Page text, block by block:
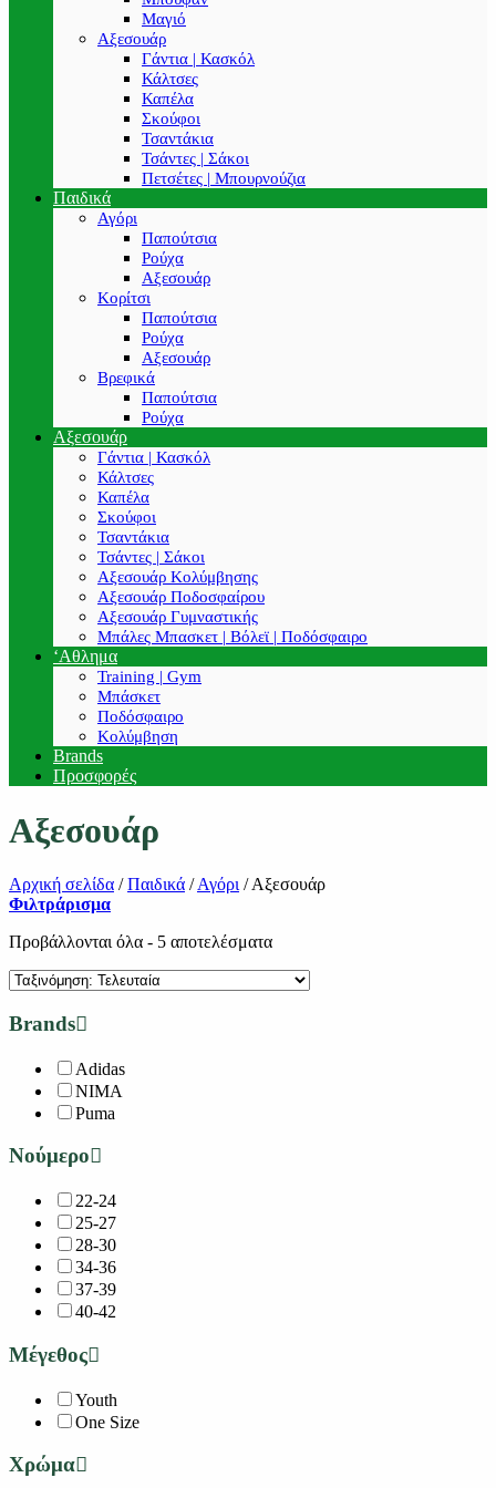
Μαγιό
Αξεσουάρ
Γάντια | Κασκόλ
Κάλτσες
Καπέλα
Σκούφοι
Τσαντάκια
Τσάντες | Σάκοι
Πετσέτες | Μπουρνούζια
Παιδικά
Αγόρι
Παπούτσια
Ρούχα
Αξεσουάρ
Κορίτσι
Παπούτσια
Ρούχα
Αξεσουάρ
Βρεφικά
Παπούτσια
Ρούχα
Αξεσουάρ
Γάντια | Κασκόλ
Κάλτσες
Καπέλα
Σκούφοι
Τσαντάκια
Τσάντες | Σάκοι
Αξεσουάρ Κολύμβησης
Αξεσουάρ Ποδοσφαίρου
Αξεσουάρ Γυμναστικής
Μπάλες Μπασκετ | Βόλεϊ | Ποδόσφαιρο
‘Αθλημα
Training | Gym
Μπάσκετ
Ποδόσφαιρο
Κολύμβηση
Brands
Προσφορές
Αξεσουάρ
Αρχική σελίδα / Παιδικά / Αγόρι /Αξεσουάρ
Φιλτράρισμα
Προβάλλονται όλα - 5 αποτελέσματαSorted
latest
Brands
Adidas
NIMA
Puma
Νούμερο
22-24
25-27
28-30
34-36
37-39
40-42
Μέγεθος
Youth
One Size
Χρώμα